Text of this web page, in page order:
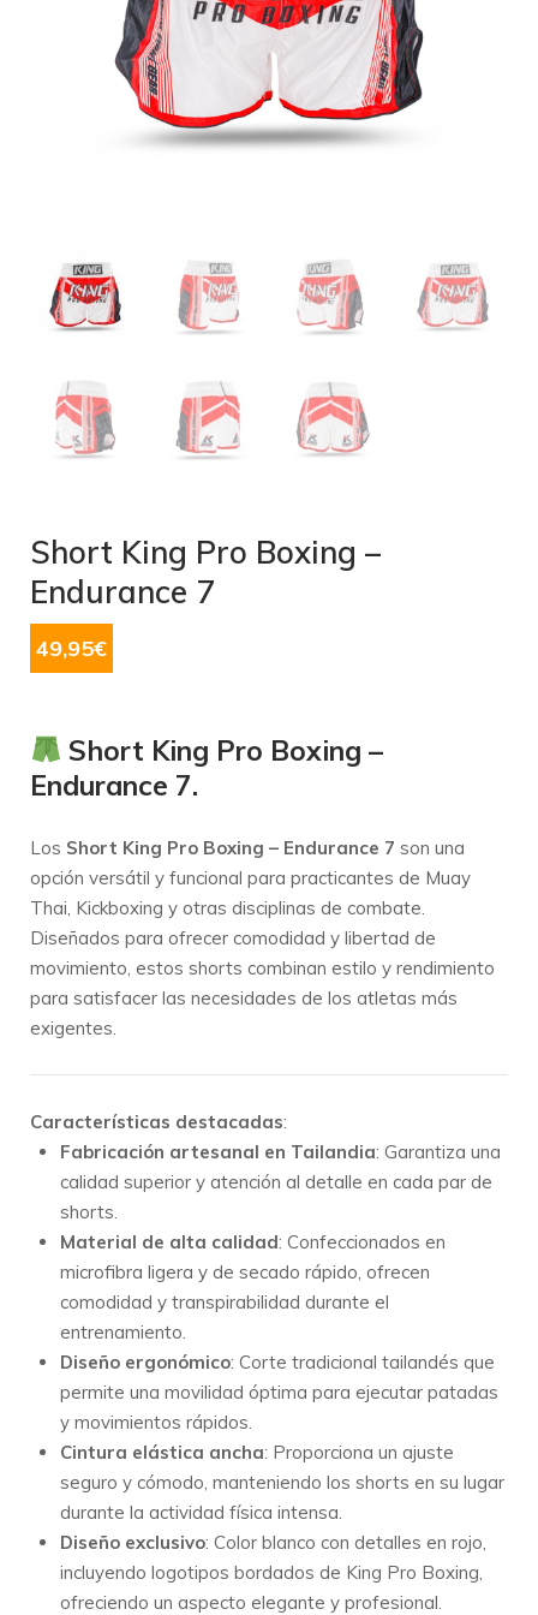
Short King Pro Boxing –
Endurance 7
49,95€
Short King Pro Boxing –
Endurance 7.
Los Short King Pro Boxing – Endurance 7 son una
opción versátil y funcional para practicantes de Muay
Thai, Kickboxing y otras disciplinas de combate.
Diseñados para ofrecer comodidad y libertad de
movimiento, estos shorts combinan estilo y rendimiento
para satisfacer las necesidades de los atletas más
exigentes.
Características destacadas:
Fabricación artesanal en Tailandia: Garantiza una
calidad superior y atención al detalle en cada par de
shorts.
Material de alta calidad: Confeccionados en
microfibra ligera y de secado rápido, ofrecen
comodidad y transpirabilidad durante el
entrenamiento.
Diseño ergonómico: Corte tradicional tailandés que
permite una movilidad óptima para ejecutar patadas
y movimientos rápidos.
Cintura elástica ancha: Proporciona un ajuste
seguro y cómodo, manteniendo los shorts en su lugar
durante la actividad física intensa.
Diseño exclusivo: Color blanco con detalles en rojo,
incluyendo logotipos bordados de King Pro Boxing,
ofreciendo un aspecto elegante y profesional.